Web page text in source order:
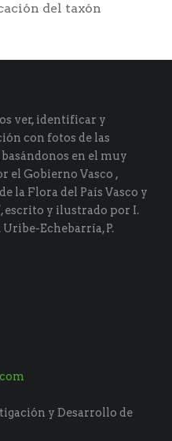
del taxón
ver, identificar y
con fotos de las
en el muy
el Gobierno Vasco ,
la Flora del País Vasco y
y ilustrado por I.
Uribe-Echebarría, P.
y Desarrollo de